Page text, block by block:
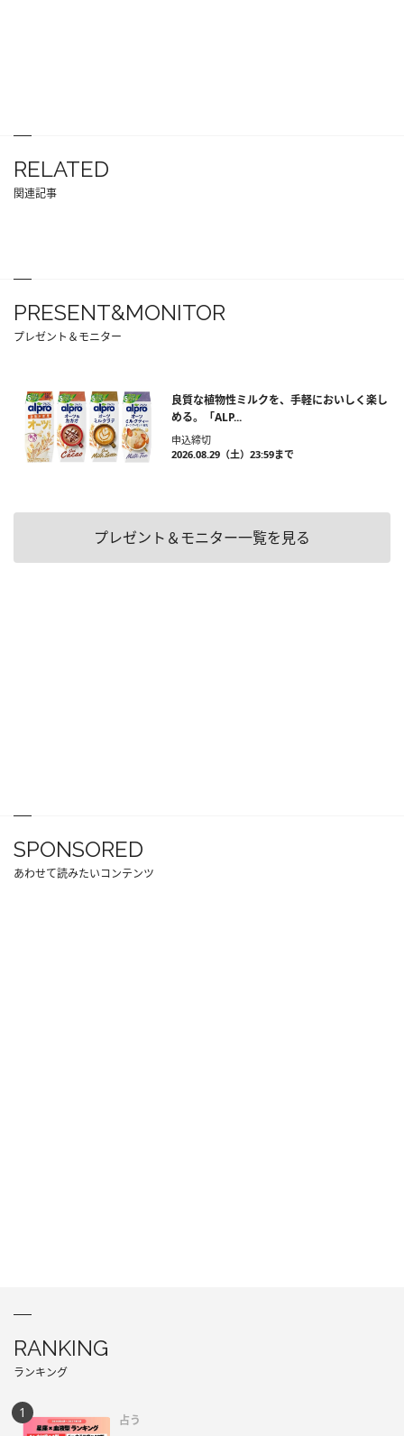
RELATED
関連記事
PRESENT&MONITOR
プレゼント＆モニター
良質な植物性ミルクを、手軽においしく楽し
める。「ALP...
申込締切
2026.08.29（土）23:59まで
プレゼント＆モニター一覧を見る
SPONSORED
あわせて読みたいコンテンツ
RANKING
ランキング
占う